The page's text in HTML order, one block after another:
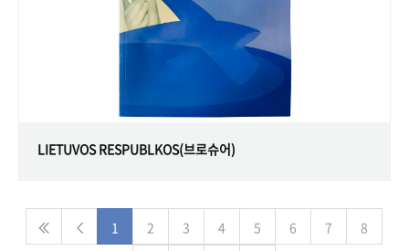
LIETUVOS RESPUBLKOS(브로슈어)
1 2 3 4 5 6 7 8